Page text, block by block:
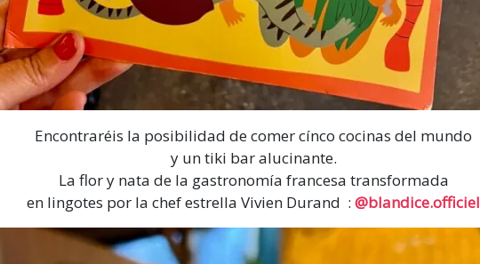
Encontraréis la posibilidad de comer cínco cocinas del mundo
y un tiki bar alucinante.
La flor y nata de la gastronomía francesa transformada
en lingotes por la chef estrella Vivien Durand : @blandice.officiel